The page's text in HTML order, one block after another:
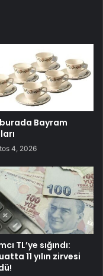
Bayram
4, 2026
TL’ye sığındı:
11 yılın zirvesi